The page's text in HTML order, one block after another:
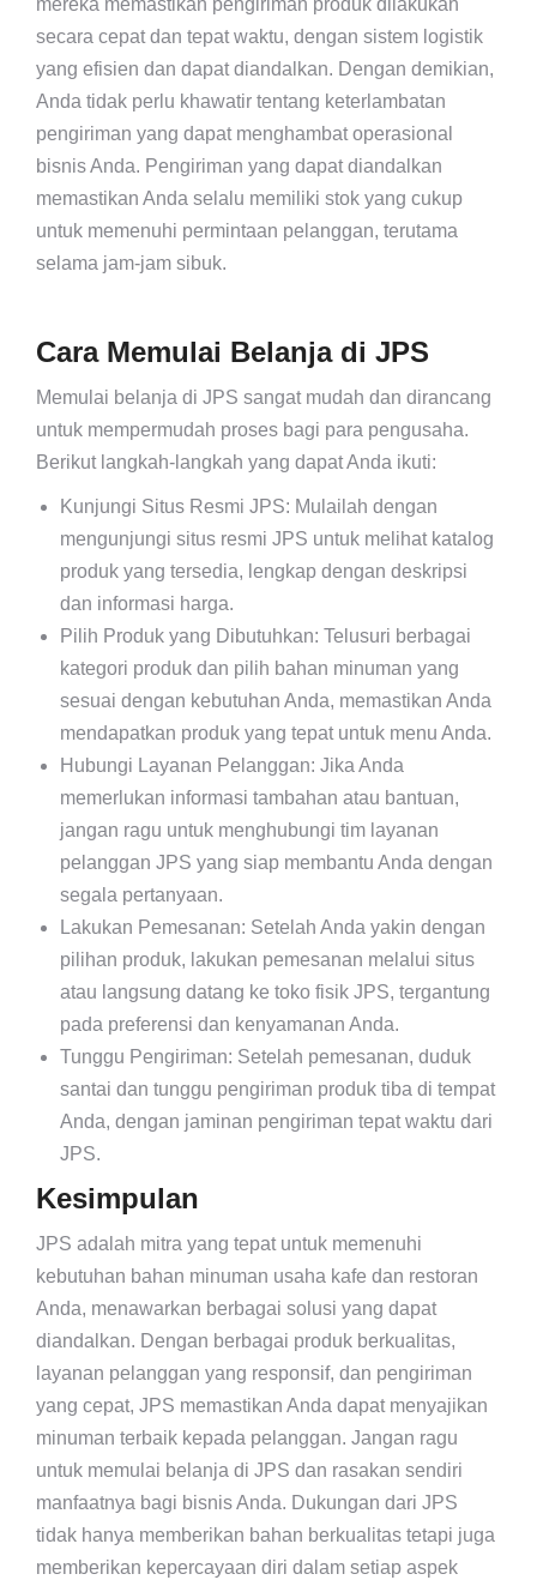
mereka memastikan pengiriman produk dilakukan
secara cepat dan tepat waktu, dengan sistem logistik
yang efisien dan dapat diandalkan. Dengan demikian,
Anda tidak perlu khawatir tentang keterlambatan
pengiriman yang dapat menghambat operasional
bisnis Anda. Pengiriman yang dapat diandalkan
memastikan Anda selalu memiliki stok yang cukup
untuk memenuhi permintaan pelanggan, terutama
selama jam-jam sibuk.
Cara Memulai Belanja di JPS
Memulai belanja di JPS sangat mudah dan dirancang
untuk mempermudah proses bagi para pengusaha.
Berikut langkah-langkah yang dapat Anda ikuti:
Kunjungi Situs Resmi JPS: Mulailah dengan
mengunjungi situs resmi JPS untuk melihat katalog
produk yang tersedia, lengkap dengan deskripsi
dan informasi harga.
Pilih Produk yang Dibutuhkan: Telusuri berbagai
kategori produk dan pilih bahan minuman yang
sesuai dengan kebutuhan Anda, memastikan Anda
mendapatkan produk yang tepat untuk menu Anda.
Hubungi Layanan Pelanggan: Jika Anda
memerlukan informasi tambahan atau bantuan,
jangan ragu untuk menghubungi tim layanan
pelanggan JPS yang siap membantu Anda dengan
segala pertanyaan.
Lakukan Pemesanan: Setelah Anda yakin dengan
pilihan produk, lakukan pemesanan melalui situs
atau langsung datang ke toko fisik JPS, tergantung
pada preferensi dan kenyamanan Anda.
Tunggu Pengiriman: Setelah pemesanan, duduk
santai dan tunggu pengiriman produk tiba di tempat
Anda, dengan jaminan pengiriman tepat waktu dari
JPS.
Kesimpulan
JPS adalah mitra yang tepat untuk memenuhi
kebutuhan bahan minuman usaha kafe dan restoran
Anda, menawarkan berbagai solusi yang dapat
diandalkan. Dengan berbagai produk berkualitas,
layanan pelanggan yang responsif, dan pengiriman
yang cepat, JPS memastikan Anda dapat menyajikan
minuman terbaik kepada pelanggan. Jangan ragu
untuk memulai belanja di JPS dan rasakan sendiri
manfaatnya bagi bisnis Anda. Dukungan dari JPS
tidak hanya memberikan bahan berkualitas tetapi juga
memberikan kepercayaan diri dalam setiap aspek